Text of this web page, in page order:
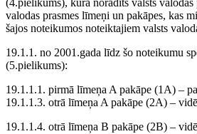
(4.pielikums), kurā norādīts valsts valodas
valodas prasmes līmeņi un pakāpes, kas
šajos noteikumos noteiktajiem valsts
19.1.1. no 2001.gada līdz šo noteikumu
(5.pielikums):
19.1.1.1. pirmā līmeņa A pakāpe (1A) –
19.1.1.3. otrā līmeņa A pakāpe (2A) –
19.1.1.4. otrā līmeņa B pakāpe (2B) –